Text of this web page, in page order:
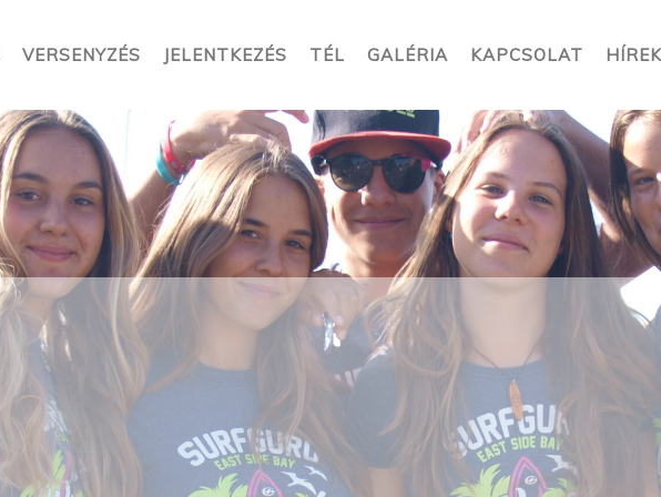
VERSENYZÉS JELENTKEZÉS TÉL GALÉRIA KAPCSOLAT HÍREK